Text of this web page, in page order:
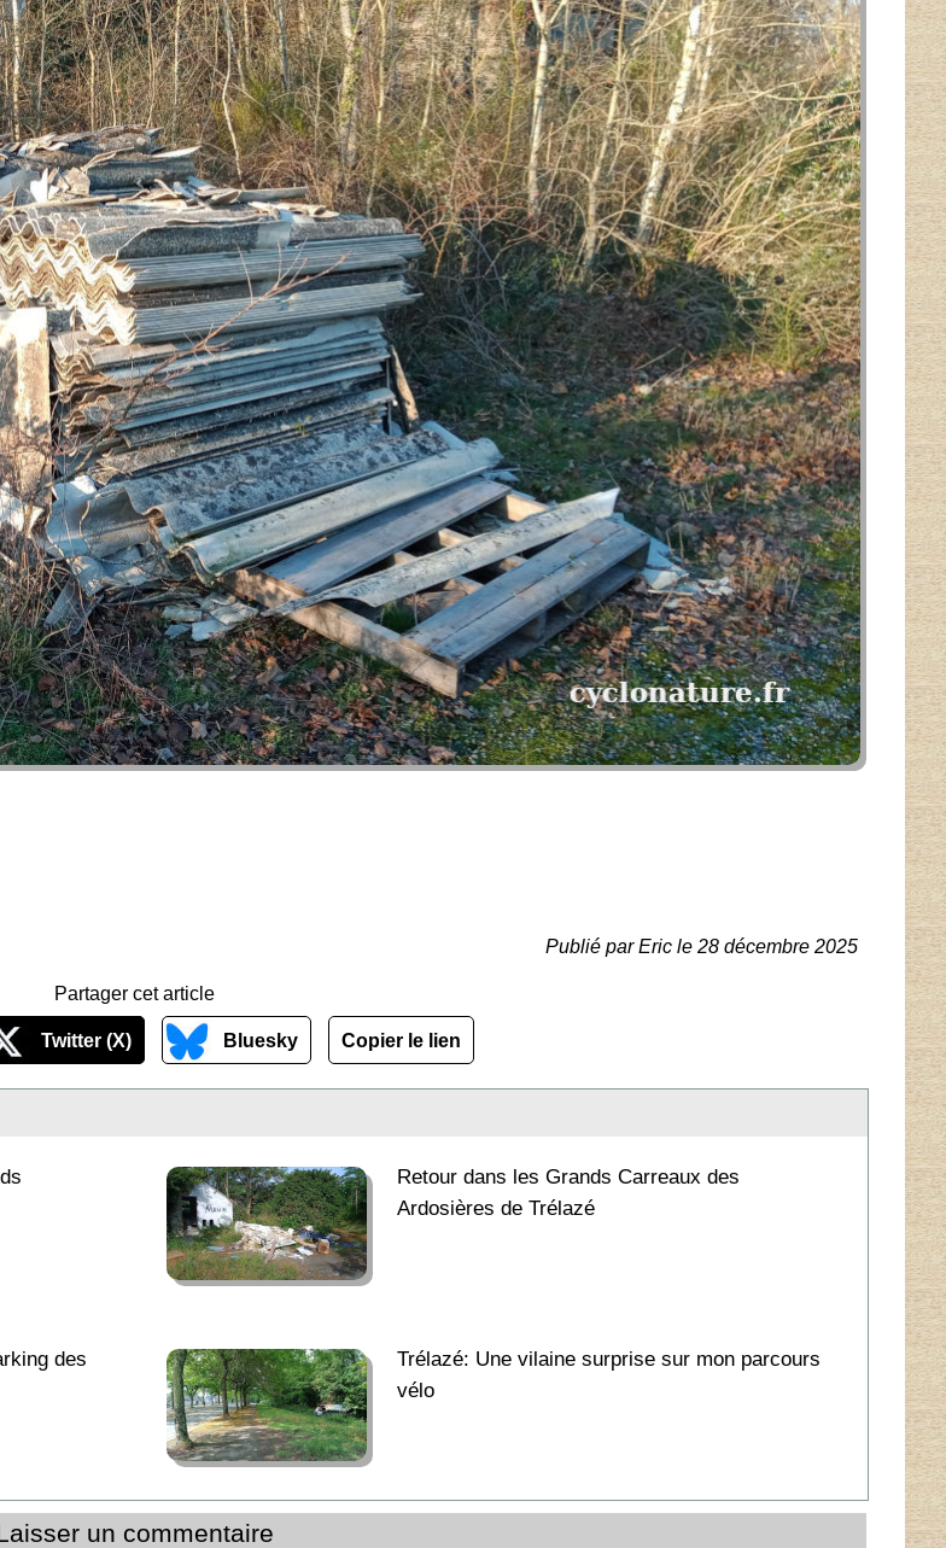
Publié par Eric le 28 décembre 2025
Partager cet article
Twitter (X) Bluesky Copier le lien
Retour dans les Grands Carreaux des
Ardosières de Trélazé
des
Trélazé: Une vilaine surprise sur mon parcours
vélo
un commentaire